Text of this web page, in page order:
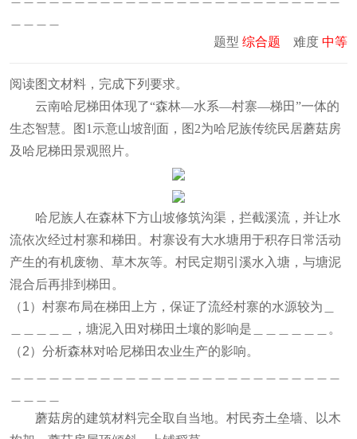
题型 综合题 难度 中等
阅读图文材料，完成下列要求。
云南哈尼梯田体现了“森林—水系—村寨—梯田”一体的
生态智慧。图1示意山坡剖面，图2为哈尼族传统民居蘑菇房
及哈尼梯田景观照片。
哈尼族人在森林下方山坡修筑沟渠，拦截溪流，并让水
流依次经过村寨和梯田。村寨设有大水塘用于积存日常活动
产生的有机废物、草木灰等。村民定期引溪水入塘，与塘泥
混合后再排到梯田。
（1）村寨布局在梯田上方，保证了流经村寨的水源较为＿
＿＿＿＿＿，塘泥入田对梯田土壤的影响是＿＿＿＿＿＿。
（2）分析森林对哈尼梯田农业生产的影响。
蘑菇房的建筑材料完全取自当地。村民夯土垒墙、以木